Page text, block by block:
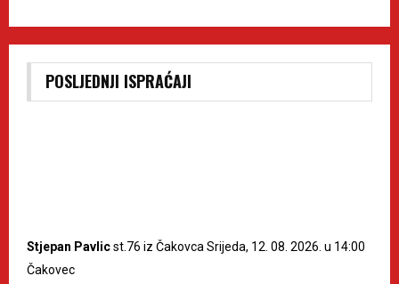
POSLJEDNJI ISPRAĆAJI
Stjepan Pavlicst.76 iz Čakovca Srijeda, 12. 08. 2026. u 14:00
Čakovec